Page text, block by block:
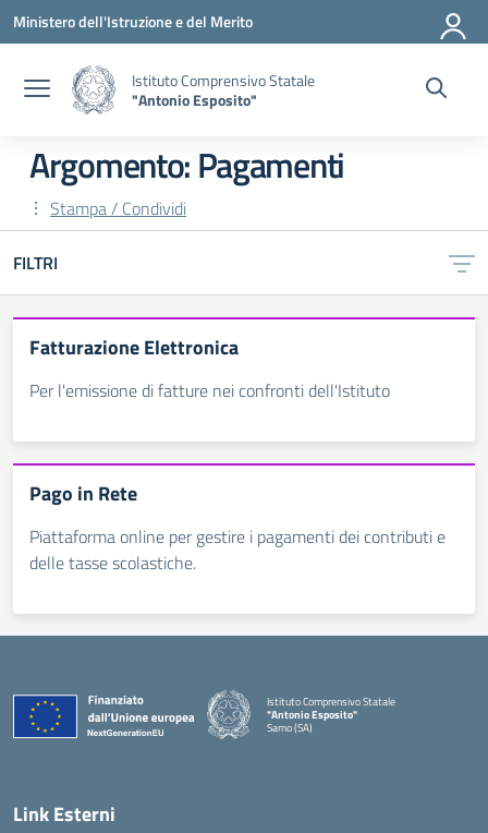
Vai ai contenuti
Vai al menu di navigazione
Vai al footer
Ministero dell'Istruzione e del Merito
Istituto Comprensivo Statale
"Antonio Esposito"
Argomento: Pagamenti
Stampa / Condividi
FILTRI
Fatturazione Elettronica
Per l'emissione di fatture nei confronti dell'Istituto
Pago in Rete
Piattaforma online per gestire i pagamenti dei contributi e
delle tasse scolastiche.
Istituto Comprensivo Statale
"Antonio Esposito"
Sarno (SA)
Link Esterni